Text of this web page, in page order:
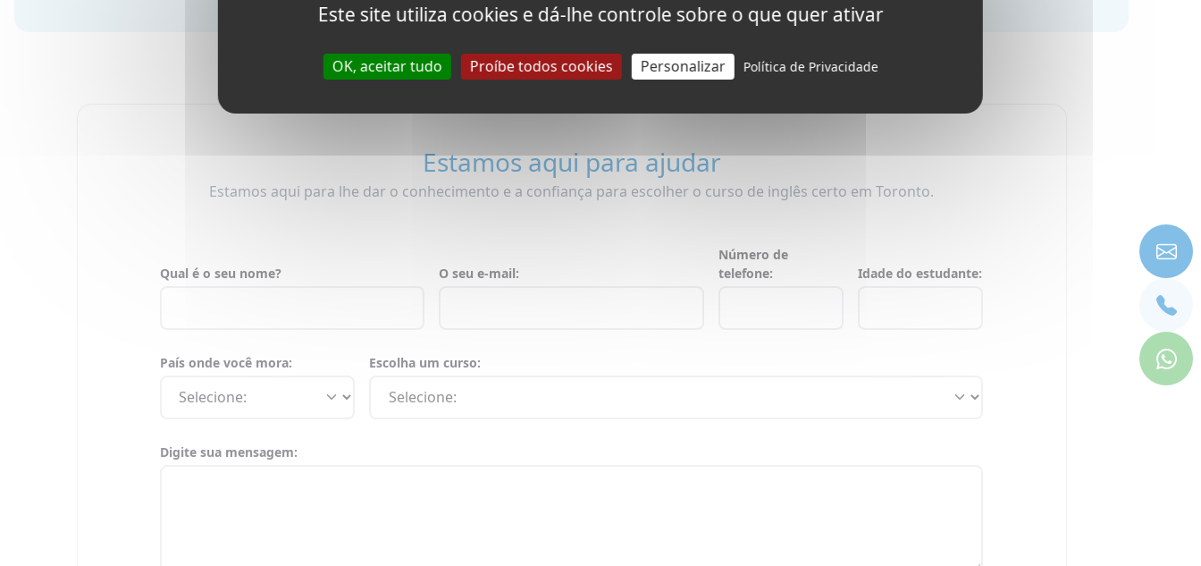
Estamos aqui para ajudar
Estamos aqui para lhe dar o conhecimento e a confiança para escolher o curso de inglês certo em Toronto.
Qual é o seu nome? O seu e-mail:
Número de
telefone:
Idade do estudante:
País onde você mora: Escolha um curso:
Digite sua mensagem:
Este site utiliza cookies e dá-lhe controle sobre o que quer ativar
OK, aceitar tudo Proíbe todos cookies Personalizar Política de Privacidade